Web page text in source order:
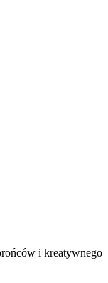
i kreatywnego